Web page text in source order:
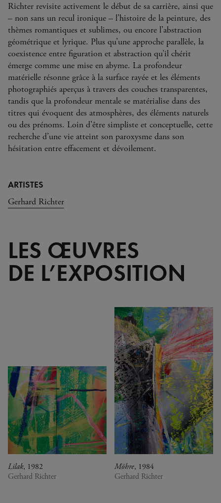
Richter revisite activement le début de sa carrière, ainsi que
– non sans un recul ironique – l’histoire de la peinture, des
thèmes romantiques et sublimes, ou encore l’abstraction
géométrique et lyrique. Plus qu’une approche parallèle, la
coexistence entre figuration et abstraction qu’il chérit
émerge comme une mise en abyme. La profondeur
matérielle résonne grâce à la surface rayée et les éléments
photographiés aperçus à travers des couches transparentes,
tandis que la profondeur mentale se matérialise dans des
titres qui évoquent des atmosphères, des éléments naturels
ou des prénoms. Loin d’être simpliste et conceptuelle, cette
recherche d’une vie atteint son paroxysme dans son
hésitation entre effacement et dévoilement.
ARTISTES
Gerhard Richter
LES ŒUVRES
DE L’EXPOSITION
Lilak, 1982
Gerhard Richter
Möhre, 1984
Gerhard Richter